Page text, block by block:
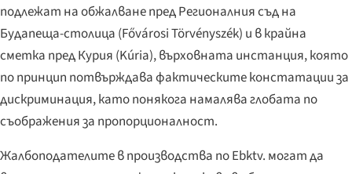
подлежат на обжалване пред Регионалния съд на
Будапеща-столица (Fővárosi Törvényszék) и в крайна
сметка пред Курия (Kúria), върховната инстанция, която
по принцип потвърждава фактическите констатации за
дискриминация, като понякога намалява глобата по
съображения за пропорционалност.
Жалбоподателите в производства по Ebktv. могат да